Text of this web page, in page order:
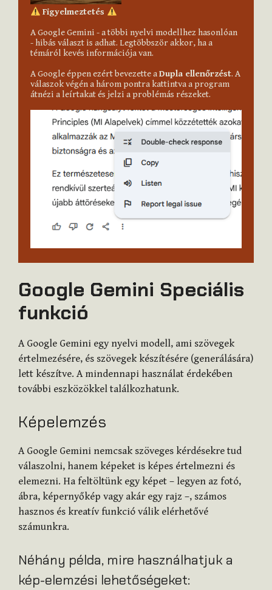
Figyelmeztetés
A Google Gemini - a többi nyelvi modellhez hasonlóan
- hibás választ is adhat. Legtöbbször akkor, ha a
témáról kevés információja van.
A Google éppen ezért bevezette a Dupla ellenőrzést. A
válaszok végén a három pontra kattintva a program
átnézi a leírtakat és jelzi a problémás részeket.
Google Gemini Speciális
funkció
A Google Gemini egy nyelvi modell, ami szövegek
értelmezésére, és szövegek készítésére (generálására)
lett készítve. A mindennapi használat érdekében
további eszközökkel találkozhatunk.
Képelemzés
A Google Gemini nemcsak szöveges kérdésekre tud
válaszolni, hanem képeket is képes értelmezni és
elemezni. Ha feltöltünk egy képet – legyen az fotó,
ábra, képernyőkép vagy akár egy rajz –, számos
hasznos és kreatív funkció válik elérhetővé
számunkra.
Néhány példa, mire használhatjuk a
kép-elemzési lehetőségeket: